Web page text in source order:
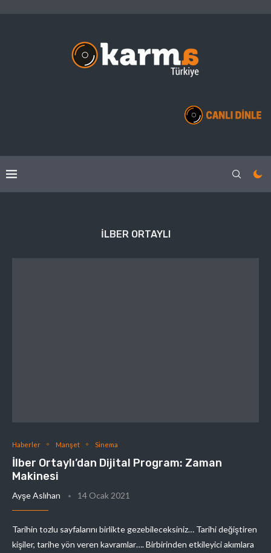
ILBER ORTAYLI
Haberler Manşet Sinema
İlber Ortaylı’dan Dijital Program: Zaman
Makinesi
Ayşe Aslıhan 14 Ocak 2021
Tarihin tozlu sayfalarını birlikte gezebileceksiniz… Tarihi değiştiren
kişiler, tarihe yön veren kavramlar…. Birbirinden etkileyici akımlara